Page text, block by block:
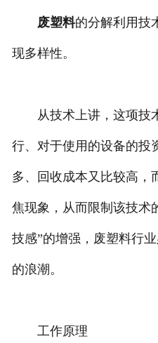
废塑料的分解利用技
现多样性。
从技术上讲，这项技
行、对于使用的设备的投
多、回收成本又比较高，
焦现象，从而限制该技术
技感”的增强，废塑料行
的浪潮。
工作原理